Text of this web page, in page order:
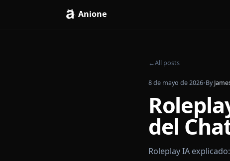
Anione
del